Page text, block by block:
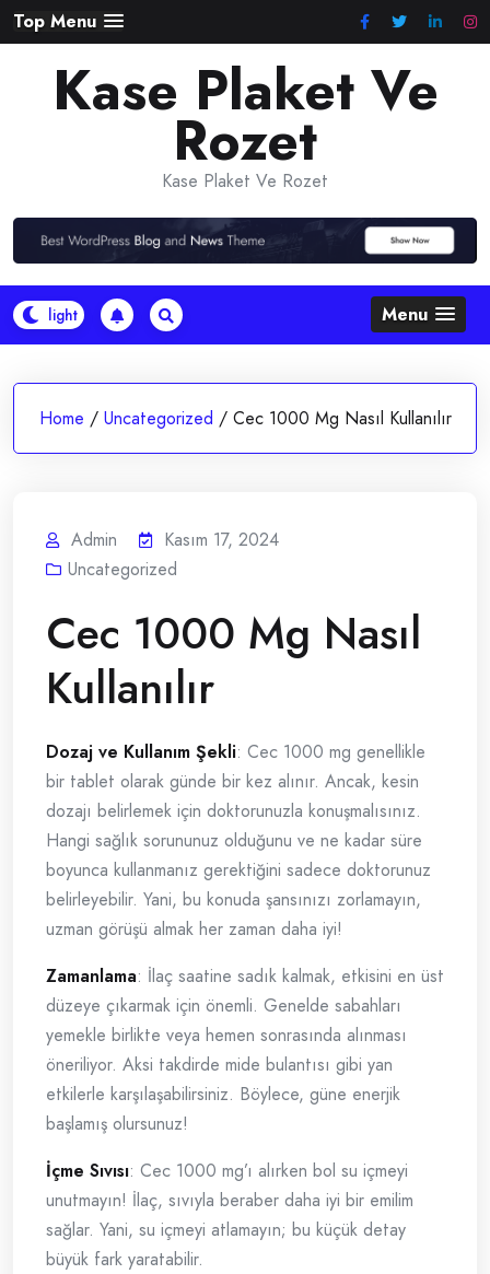
Skip
to
content
Top Menu
Kase Plaket Ve
Rozet
Kase Plaket Ve Rozet
Menu
Home / Uncategorized / Cec 1000 Mg Nasıl Kullanılır
Admin
Kasım 17, 2024
Uncategorized
Cec 1000 Mg Nasıl
Kullanılır
Dozaj ve Kullanım Şekli: Cec 1000 mg genellikle
bir tablet olarak günde bir kez alınır. Ancak, kesin
dozajı belirlemek için doktorunuzla konuşmalısınız.
Hangi sağlık sorununuz olduğunu ve ne kadar süre
boyunca kullanmanız gerektiğini sadece doktorunuz
belirleyebilir. Yani, bu konuda şansınızı zorlamayın,
uzman görüşü almak her zaman daha iyi!
Zamanlama: İlaç saatine sadık kalmak, etkisini en üst
düzeye çıkarmak için önemli. Genelde sabahları
yemekle birlikte veya hemen sonrasında alınması
öneriliyor. Aksi takdirde mide bulantısı gibi yan
etkilerle karşılaşabilirsiniz. Böylece, güne enerjik
başlamış olursunuz!
İçme Sıvısı: Cec 1000 mg’ı alırken bol su içmeyi
unutmayın! İlaç, sıvıyla beraber daha iyi bir emilim
sağlar. Yani, su içmeyi atlamayın; bu küçük detay
büyük fark yaratabilir.